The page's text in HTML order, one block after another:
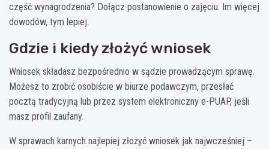
część wynagrodzenia? Dołącz postanowienie o zajęciu. Im więcej
dowodów, tym lepiej.
Gdzie i kiedy złożyć wniosek
Wniosek składasz bezpośrednio w sądzie prowadzącym sprawę.
Możesz to zrobić osobiście w biurze podawczym, przesłać
pocztą tradycyjną lub przez system elektroniczny e-PUAP, jeśli
masz profil zaufany.
W sprawach karnych najlepiej złożyć wniosek jak najwcześniej –